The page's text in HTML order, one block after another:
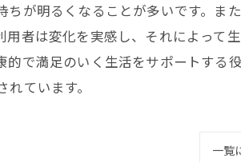
ちが明るくなることが多いです。
用者は変化を実感し、それによっ
的で満足のいく生活をサポートす
ています。
一覧